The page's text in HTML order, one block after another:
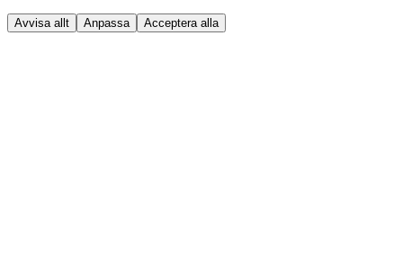
Avvisa allt Anpassa Acceptera alla